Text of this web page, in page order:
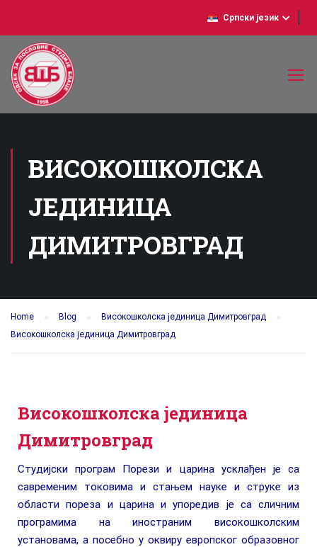
Српски језик
ВИСОКОШКОЛСКА
ЈЕДИНИЦА
ДИМИТРОВГРАД
Home Blog
Високошколска јединица Димитровград
Високошколска јединица Димитровград
Високошколска јединица
Димитровград
Студијски програм Порези и царина усклађен је са
савременим токовима и стањем науке и струке из
области пореза и царина и упоредив је са сличним
програмима на иностраним високошколским
установама, а посебно у оквиру европског образовног